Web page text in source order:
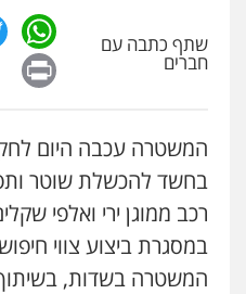
עדי כרמלי
כלכלי
גיא זהבי
פלילי משפחה
503456449
שתף כתבה עם
חברים
המשטרה עכבה היום
בחשד להכשלת שוטר
רכב ממוגן ירי ואלפי
במסגרת ביצוע צווי
המשטרה בשדות, בשיתוף
שני
פלילי עורכי
0507120031